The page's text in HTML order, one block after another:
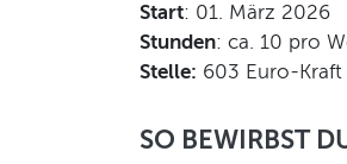
Start: 01. März 2026
Stunden: ca. 10 pro
Stelle: 603 Euro-
SO BEWIRBST